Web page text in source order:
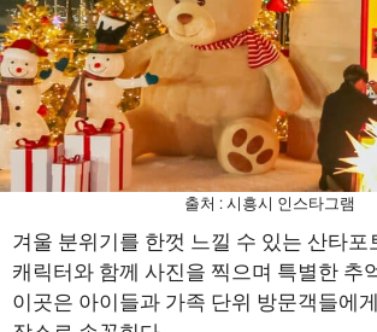
출처 : 시흥시 인스타그램
겨울 분위기를 한껏 느낄 수 있는 산타포
캐릭터와 함께 사진을 찍으며 특별한 추
이곳은 아이들과 가족 단위 방문객들에